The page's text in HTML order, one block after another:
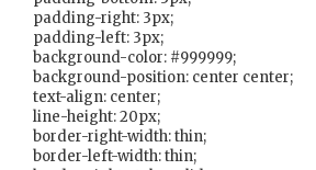
padding-right: 3px;
padding-left: 3px;
background-color: #999999;
background-position: center center;
text-align: center;
line-height: 20px;
border-right-width: thin;
border-left-width: thin;